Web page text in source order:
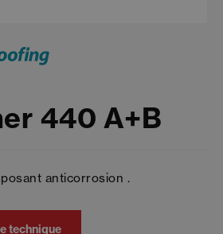
440 A+B
anticorrosion .
technique